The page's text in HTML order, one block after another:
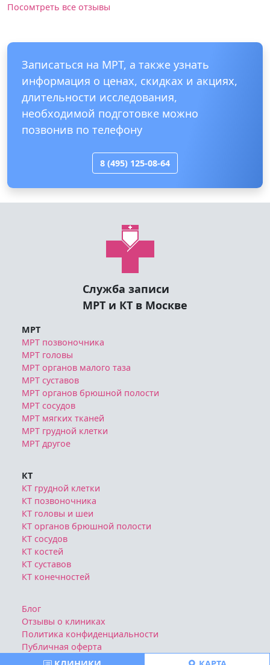
Посомтреть все отзывы
Записаться на МРТ, а также узнать
информация о ценах, скидках и акциях,
длительности исследования,
необходимой подготовке можно
позвонив по телефону
8 (495) 125-08-64
Служба записи
МРТ и КТ в Москве
МРТ
МРТ позвоночника
МРТ головы
МРТ органов малого таза
МРТ суставов
МРТ органов брюшной полости
МРТ сосудов
МРТ мягких тканей
МРТ грудной клетки
МРТ другое
КТ
КТ грудной клетки
КТ позвоночника
КТ головы и шеи
КТ органов брюшной полости
КТ сосудов
КТ костей
КТ суставов
КТ конечностей
Блог
Отзывы о клиниках
Политика конфиденциальности
Публичная оферта